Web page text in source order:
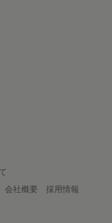
会社概要
採用情報